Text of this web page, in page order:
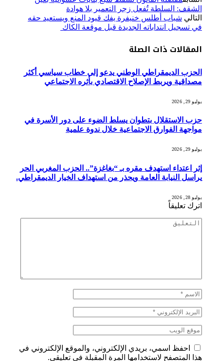
الشقف: السلطة تُفعل زجر التعمير بلا هوادة
التالي شباب أطلس خنيفرة يفك قيود المنع ويستعيد حقه
في تسجيل انتداباته الجديدة قبل موقعة الكاك
المقالات ذات الصلة
الحزب الديمقراطي الوطني يدعو إلى خطاب سياسي أكثر
مصداقية ويربط الإصلاح الاقتصادي بأثره الاجتماعي
يوليو 29, 2026
حزب الاستقلال بتطوان يسلط الضوء على دور الأسرة في
مواجهة الفوارق الاجتماعية خلال ندوة علمية
يوليو 29, 2026
إثر اعتداء استهدف مقره بـ “بغاغزة”.. الحزب المغربي الحر
يراسل النيابة العامة ويحذر من استهداف الخيار الديمقراطي.
يوليو 28, 2026
اترك تعليقاً
احفظ اسمي، بريدي الإلكتروني، والموقع الإلكتروني في
هذا المتصفح لاستخدامها المرة المقبلة في تعليقي.